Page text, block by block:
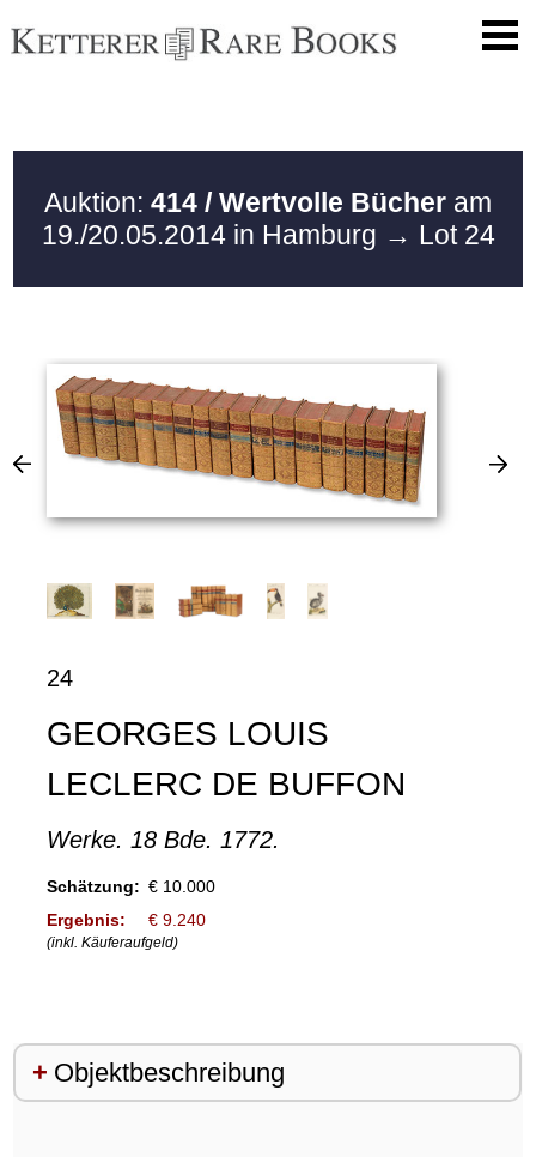
Auktion: 414 / Wertvolle Bücher am
19./20.05.2014 in Hamburg → Lot 24
24
GEORGES LOUIS
LECLERC DE BUFFON
Werke. 18 Bde. 1772.
Schätzung: € 10.000
Ergebnis:
€ 9.240
(inkl. Käuferaufgeld)
Objektbeschreibung